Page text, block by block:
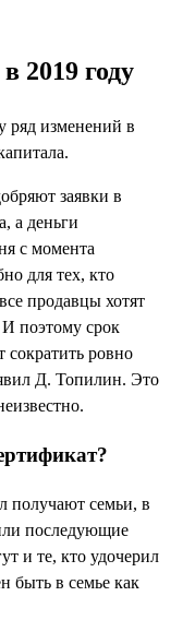
2019 году
ряд изменений в
заявки в
а деньги
с момента
для тех, кто
продавцы хотят
И поэтому срок
сократить ровно
Д. Топилин. Это
получают семьи, в
последующие
и те, кто удочерил
быть в семье как